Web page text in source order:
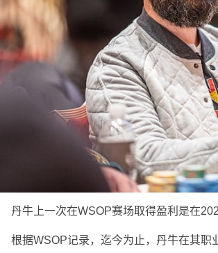
丹牛上一次在WSOP赛场取得盈利是在
根据WSOP记录，迄今为止，丹牛在其